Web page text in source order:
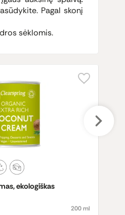
Pagal skonį
sėklomis.
ekologiškas
200 ml